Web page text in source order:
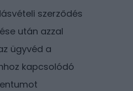
szerződés
után azzal
ügyvéd a
kapcsolódó